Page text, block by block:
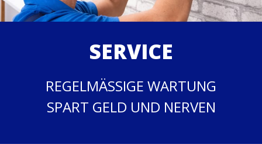
SERVICE
REGELMÄSSIGE WARTUNG
SPART GELD UND NERVEN